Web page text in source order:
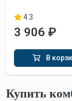
4.3
3 906 ₽
В
Купить